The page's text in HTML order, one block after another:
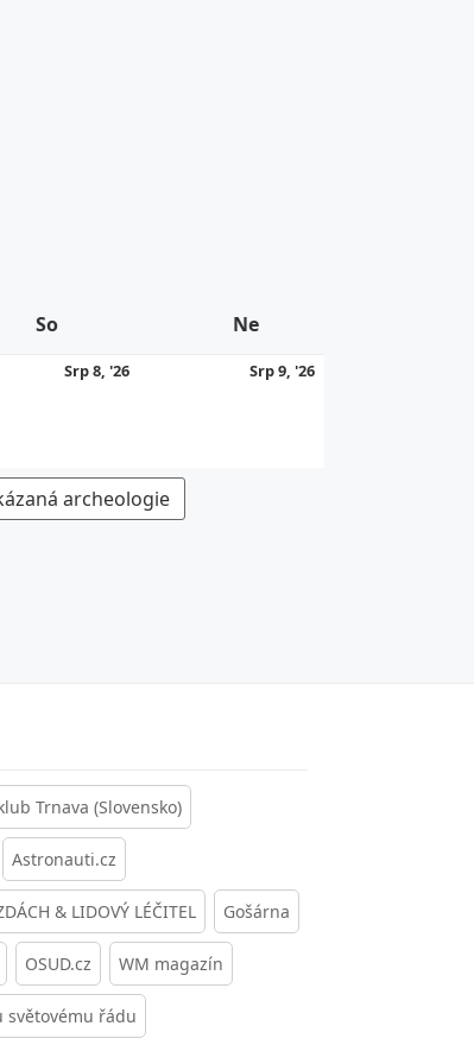
SoSobota Ne
Srp 8, '26 Srp 9, '26
archeologie
Trnava (Slovensko)
Astronauti.cz
& LIDOVÝ LÉČITEL Gošárna
OSUD.cz WM magazín
světovému řádu